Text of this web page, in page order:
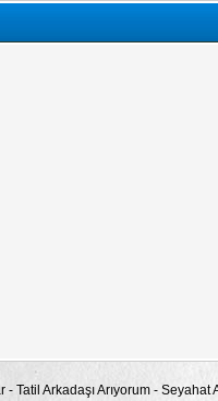
- Tatil Arkadaşı Arıyorum -